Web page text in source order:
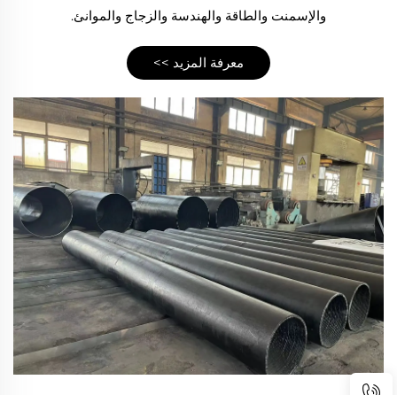
والإسمنت والطاقة والهندسة والزجاج والموانئ.
معرفة المزيد >>